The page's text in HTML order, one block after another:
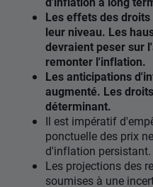
Les effets des
leur niveau. Les
devraient peser sur
remonter l'inflation.
Les anticipations
augmenté. Les
déterminant.
Il est impératif
ponctuelle des prix
d'inflation persistant.
Les projections des
soumises à une